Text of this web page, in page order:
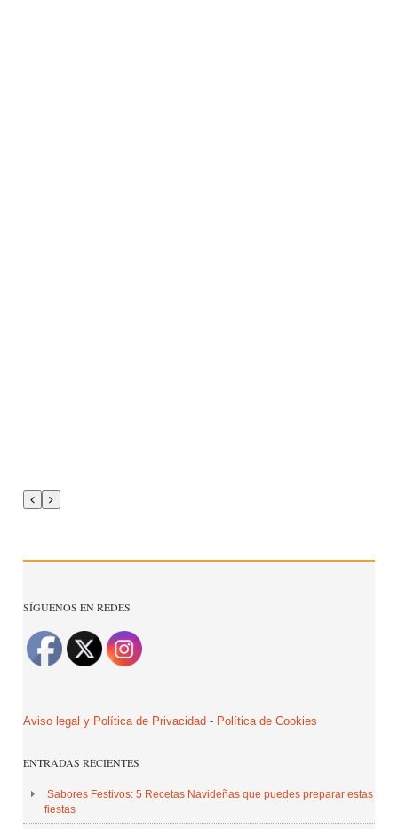
SÍGUENOS EN REDES
Aviso legal y Política de Privacidad - Política de Cookies
ENTRADAS RECIENTES
Sabores Festivos: 5 Recetas Navideñas que puedes preparar estas
fiestas